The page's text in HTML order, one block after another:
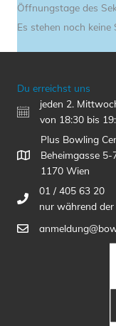
Öffnungstage des
Es stehen noch
Du erreichst uns
jeden 2.
von 18:30 bis
Plus Bowling
Beheimgasse 5-
1170 Wien
01 / 405 63 20
nur während